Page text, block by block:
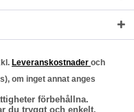
Leveranskostnader och
om inget annat anges
förbehållna.
du tryggt och enkelt.